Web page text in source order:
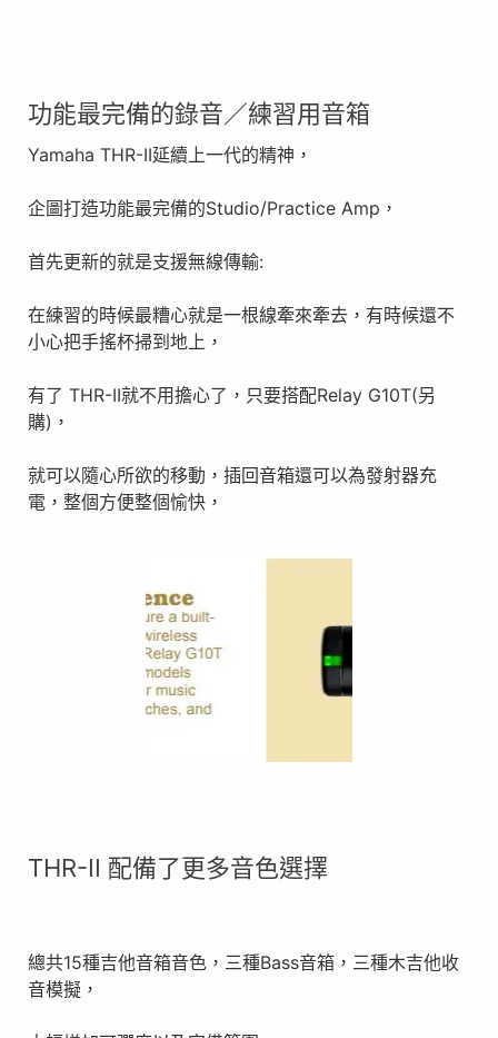
功能最完備的錄音／練習用音箱
Yamaha THR-II延續上一代的精神，
企圖打造功能最完備的Studio/Practice Amp，
首先更新的就是支援無線傳輸:
在練習的時候最糟心就是一根線牽來牽去，有時候還不
小心把手搖杯掃到地上，
有了 THR-II就不用擔心了，只要搭配Relay G10T(另
購)，
就可以隨心所欲的移動，插回音箱還可以為發射器充
電，整個方便整個愉快，
THR-II 配備了更多音色選擇
總共15種吉他音箱音色，三種Bass音箱，三種木吉他收
音模擬，